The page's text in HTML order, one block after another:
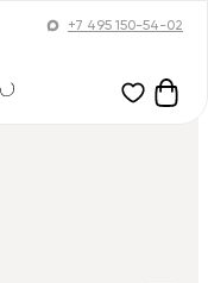
+7 495 150-54-02